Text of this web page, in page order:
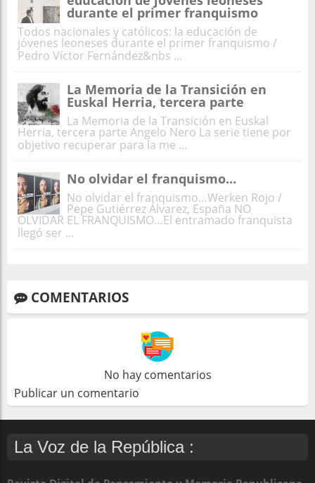
durante el primer franquismo
Todos nacionales y católicos: la educación de
jóvenes leoneses durante el primer franquismo /
Pedro Víctor Fernández&nbs ...
La Memoria de la Transición en
Euskal Herria, tercera parte
La Memoria de la Transición en Euskal
Herria, tercera parte Angelo Nero La serie tiene por
objetivo recuperar para la me ...
No olvidar el franquismo…
No olvidar el franquismo…Werken Rojo /
Pepe Gutiérrez Álvarez, España NO
OLVIDAR EL FRANQUISMO…El entramado franquista
llegó ser ...
COMENTARIOS
No hay comentarios
Publicar un comentario
La Voz de la República :